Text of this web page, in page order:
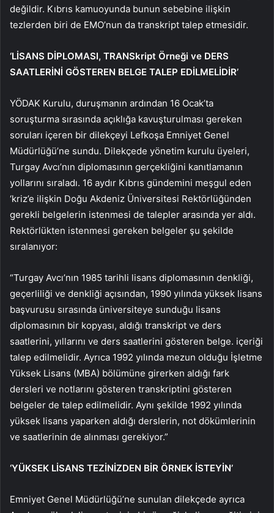
değildir. Kıbrıs kamuoyunda bunun sebebine ilişkin
tezlerden biri de EMO’nun da transkript talep etmesidir.
‘LİSANS DİPLOMASI, TRANSkript Örneği ve DERS
SAATLERİNİ GÖSTEREN BELGE TALEP EDİLMELİDİR’
YÖDAK Kurulu, duruşmanın ardından 16 Ocak’ta
soruşturma sırasında açıklığa kavuşturulması gereken
soruları içeren bir dilekçeyi Lefkoşa Emniyet Genel
Müdürlüğü’ne sundu. Dilekçede yönetim kurulu üyeleri,
Turgay Avcı’nın diplomasının gerçekliğini kanıtlamanın
yollarını sıraladı. 16 aydır Kıbrıs gündemini meşgul eden
‘kriz’e ilişkin Doğu Akdeniz Üniversitesi Rektörlüğünden
gerekli belgelerin istenmesi de talepler arasında yer aldı.
Rektörlükten istenmesi gereken belgeler şu şekilde
sıralanıyor:
“Turgay Avcı’nın 1985 tarihli lisans diplomasının denkliği,
geçerliliği ve denkliği açısından, 1990 yılında yüksek lisans
başvurusu sırasında üniversiteye sunduğu lisans
diplomasının bir kopyası, aldığı transkript ve ders
saatlerini, yıllarını ve ders saatlerini gösteren belge. içeriği
talep edilmelidir. Ayrıca 1992 yılında mezun olduğu İşletme
Yüksek Lisans (MBA) bölümüne girerken aldığı fark
dersleri ve notlarını gösteren transkriptini gösteren
belgeler de talep edilmelidir. Aynı şekilde 1992 yılında
yüksek lisans yaparken aldığı derslerin, not dökümlerinin
ve saatlerinin de alınması gerekiyor.”
‘YÜKSEK LİSANS TEZİNİZDEN BİR ÖRNEK İSTEYİN’
Emniyet Genel Müdürlüğü’ne sunulan dilekçede ayrıca